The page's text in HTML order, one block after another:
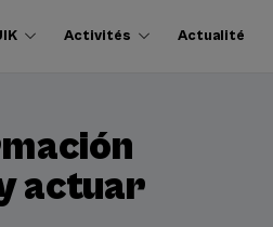
Activités Actualité
actuar